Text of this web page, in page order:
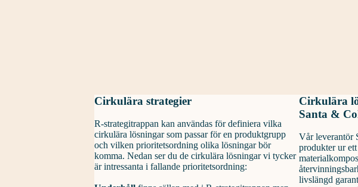
Cirkulära strategier
R-strategitrappan kan användas för definiera vilka
cirkulära lösningar som passar för en produktgrupp
och vilken prioritetsordning olika lösningar bör
komma. Nedan ser du de cirkulära lösningar vi tycker
är intressanta i fallande prioritetsordning:
Cirkulära
Santa &
Vår leverantör
produkter ur
livslängd